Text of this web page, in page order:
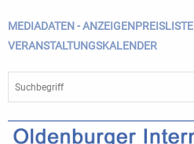
MEDIADATEN - ANZEIGENPREISLISTE
VERANSTALTUNGSKALENDER